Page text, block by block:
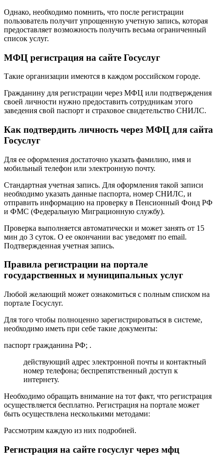
Однако, необходимо помнить, что после регистрации
пользователь получит упрощенную учетную запись, которая
предоставляет возможность получить весьма ограниченный
список услуг.
МФЦ регистрация на сайте Госуслуг
Такие организации имеются в каждом российском городе.
Гражданину для регистрации через МФЦ или подтверждения
своей личности нужно предоставить сотрудникам этого
заведения свой паспорт и страховое свидетельство СНИЛС.
Как подтвердить личность через МФЦ для сайта
Госуслуг
Для ее оформления достаточно указать фамилию, имя и
мобильный телефон или электронную почту.
Стандартная учетная запись. Для оформления такой записи
необходимо указать данные паспорта, номер СНИЛС, и
отправить информацию на проверку в Пенсионный Фонд РФ
и ФМС (Федеральную Миграционную службу).
Проверка выполняется автоматически и может занять от 15
мин до 3 суток. О ее окончании вас уведомят по email.
Подтвержденная учетная запись.
Правила регистрации на портале
государственных и муниципальных услуг
Любой желающий может ознакомиться с полным списком на
портале Госуслуг.
Для того чтобы полноценно зарегистрироваться в системе,
необходимо иметь при себе такие документы:
паспорт гражданина РФ; .
действующий адрес электронной почты и контактный
номер телефона; беспрепятственный доступ к
интернету.
Необходимо обращать внимание на тот факт, что регистрация
осуществляется бесплатно. Регистрация на портале может
быть осуществлена несколькими методами:
Рассмотрим каждую из них подробней.
Регистрация на сайте госуслуг через мфц